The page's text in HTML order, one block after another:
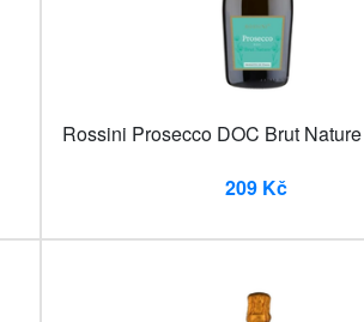
Rossini Prosecco DOC Brut
209 Kč